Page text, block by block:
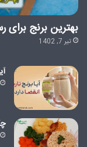
بهترین برنج
تیر 7, 1402